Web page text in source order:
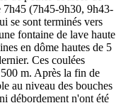
7h45 (7h45-9h30, 9h43-
se sont terminés vers
fontaine de lave haute
en dôme hautes de 5
Ces coulées
m. Après la fin de
au niveau des bouches
débordement n'ont été